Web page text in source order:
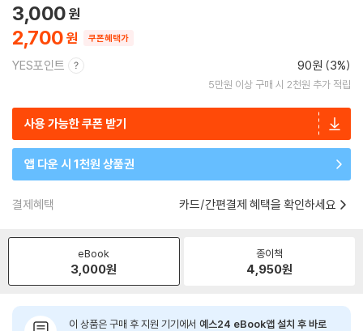
2,700
3,000
쿠폰혜택가
YES포인트 90원 (3%)
5만원 이상 구매 시 2천원 추가 적립
사용 가능한 쿠폰 받기
앱 다운 시 1천원 상품권
결제혜택 카드/간편결제 혜택을 확인하세요
eBook
3,000원
종이책
4,950원
이 상품은 구매 후 지원 기기에서 예스24 eBook앱 설치 후 바로